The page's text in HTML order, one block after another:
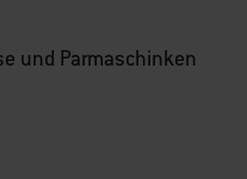
und Parmaschinken